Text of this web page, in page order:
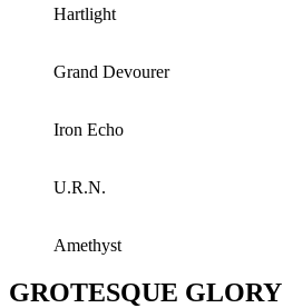
Hartlight
Grand Devourer
Iron Echo
U.R.N.
Amethyst
GROTESQUE GLORY